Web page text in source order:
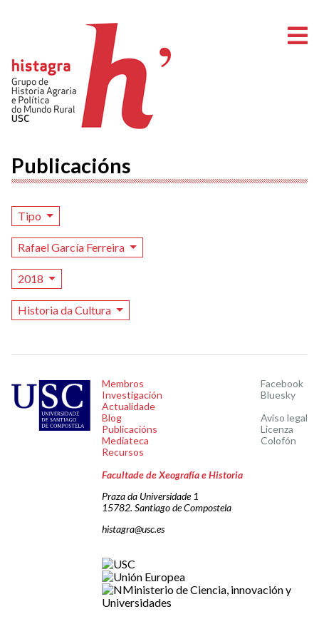
Publicacións
Tipo
Rafael García Ferreira
2018
Historia da Cultura
Membros
Investigación
Actualidade
Blog
Publicacións
Mediateca
Recursos
Facebook
Bluesky
Aviso legal
Licenza
Colofón
Facultade de Xeografía e Historia
Praza da Universidade 1
15782. Santiago de Compostela
histagra@usc.es